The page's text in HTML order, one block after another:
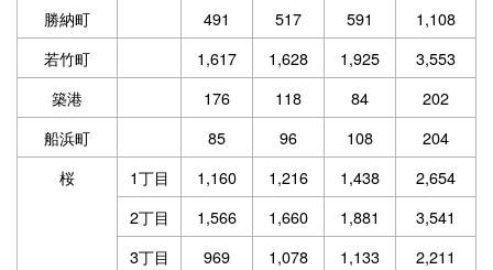
勝納町
491 517 591
1,108
若竹町
1,617 1,628 1,925
3,553
築港
176 118 84
202
船浜町
85 96 108
204
桜
1丁目 1,160 1,216 1,438
2,654
2丁目
1,566 1,660 1,881
3,541
3丁目
969 1,078 1,133
2,211